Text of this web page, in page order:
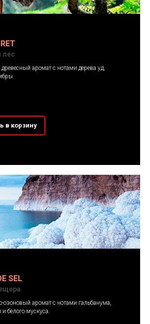
лес
аромат с нотами дерева уд,
в корзину
SEL
озоновый аромат с нотами гальбанума,
белого мускуса.